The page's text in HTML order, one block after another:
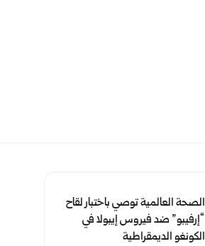
الصحة العالمية توصي باختبار لقاح
“إرفيبو” ضد فيروس إيبولا في
الكونغو الديمقراطية